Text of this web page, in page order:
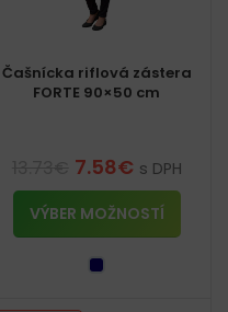
Čašnícka riflová zástera
FORTE 90×50 cm
7.58€ s DPH
VÝBER MOŽNOSTÍ